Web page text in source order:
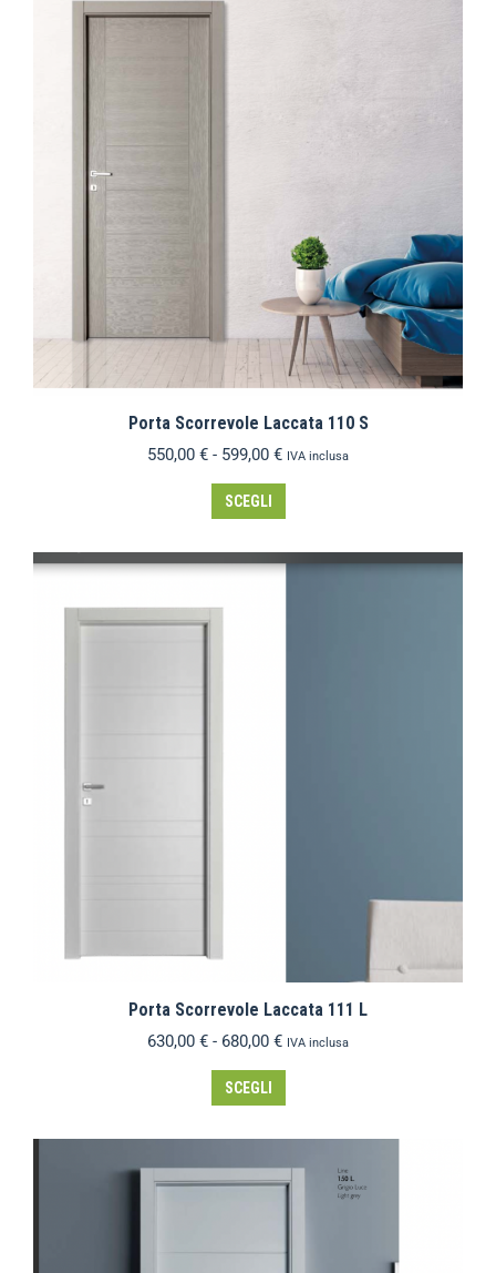
Porta Scorrevole Laccata 110 S
550,00 € - 599,00 € IVA inclusa
SCEGLI
Porta Scorrevole Laccata 111 L
630,00 € - 680,00 € IVA inclusa
SCEGLI